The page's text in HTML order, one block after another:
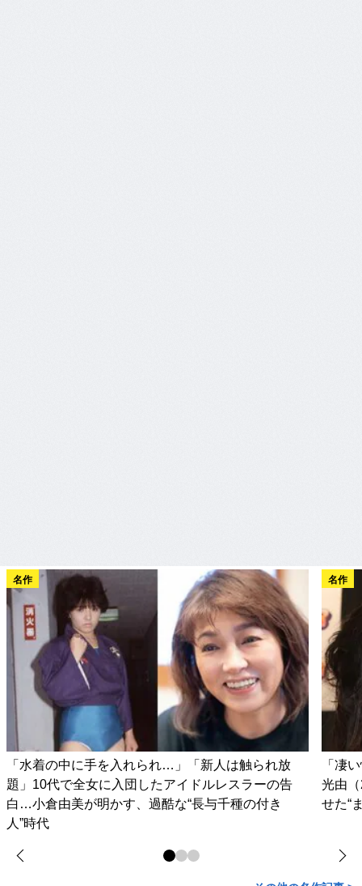
名作
「水着の中に手を入れられ…」「新人は触られ放
題」10代で全女に入団したアイドルレスラーの告
白…小倉由美が明かす、過酷な“長与千種の付き
人”時代
名作
「凄
光由
せた“